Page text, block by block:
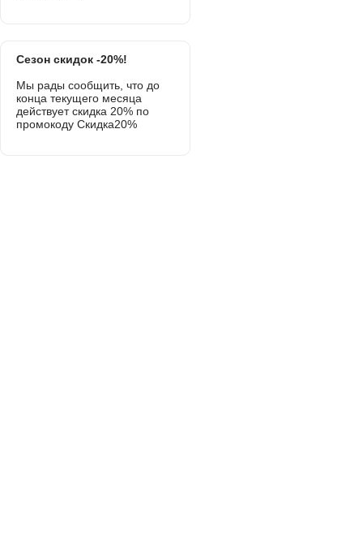
Сезон скидок -20%!
Мы рады сообщить, что до
конца текущего месяца
действует скидка 20% по
промокоду Скидка20%